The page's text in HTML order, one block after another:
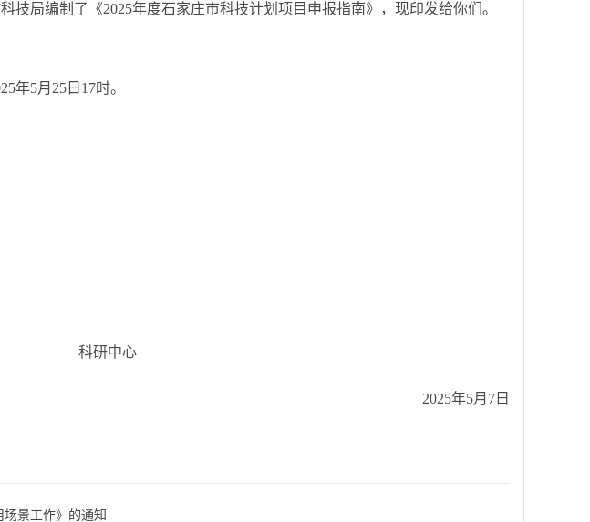
技局编制了《2025年度石家庄市科技计划项目申报指南》，现印发给你们。
年5月 25 日 17时。
科研中心
2025年5月7日
景工作》的通知